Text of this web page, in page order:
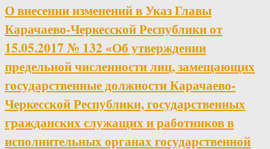
О внесении изменений в Указ Главы
Карачаево-Черкесской Республики от
15.05.2017 № 132 «Об утверждении
предельной численности лиц, замещающих
государственные должности Карачаево-
Черкесской Республики, государственных
гражданских служащих и работников в
исполнительных органах государственной